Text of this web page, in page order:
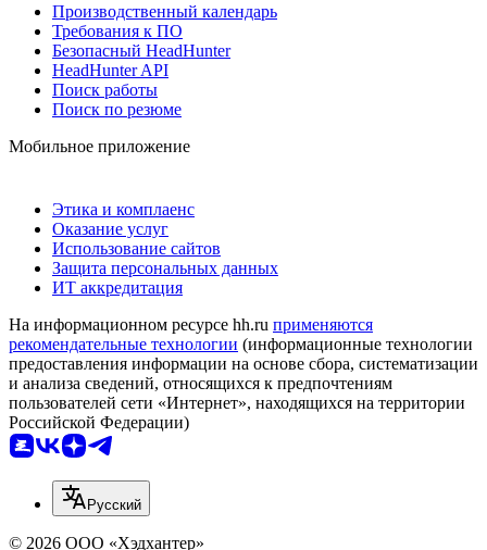
Производственный календарь
Требования к ПО
Безопасный HeadHunter
HeadHunter API
Поиск работы
Поиск по резюме
Мобильное приложение
Этика и комплаенс
Оказание услуг
Использование сайтов
Защита персональных данных
ИТ аккредитация
На информационном ресурсе hh.ru применяются
рекомендательные технологии (информационные технологии
предоставления информации на основе сбора, систематизации
и анализа сведений, относящихся к предпочтениям
пользователей сети «Интернет», находящихся на территории
Российской Федерации)
Русский
© 2026 ООО «Хэдхантер»